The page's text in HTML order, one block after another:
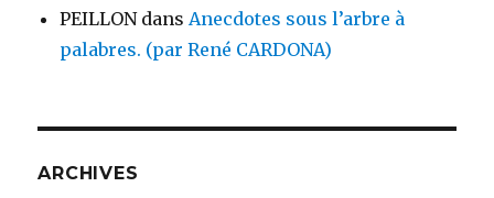
PEILLONdans Anecdotes sous l’arbre à
palabres. (par René CARDONA)
ARCHIVES